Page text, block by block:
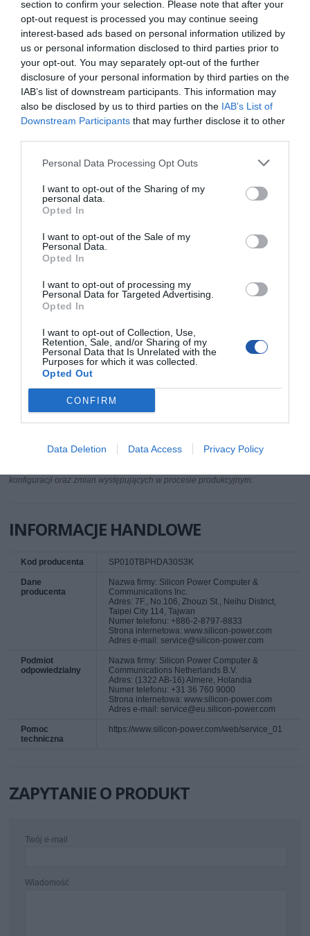
section to confirm your selection. Please note that after your
opt-out request is processed you may continue seeing
interest-based ads based on personal information utilized by
us or personal information disclosed to third parties prior to
your opt-out. You may separately opt-out of the further
disclosure of your personal information by third parties on the
IAB’s list of downstream participants. This information may
also be disclosed by us to third parties on the IAB’s List of
Downstream Participants that may further disclose it to other
Personal Data Processing Opt Outs
I want to opt-out of the Sharing of my
personal data.
Opted In
I want to opt-out of the Sale of my
Personal Data.
Opted In
I want to opt-out of processing my
Personal Data for Targeted Advertising.
Opted In
I want to opt-out of Collection, Use,
Retention, Sale, and/or Sharing of my
Personal Data that Is Unrelated with the
Purposes for which it was collected.
Opted Out
CONFIRM
Data Deletion Data Access Privacy Policy
SPECYFIKACJA
producenta
1TB USB 3.0, Anti-shock, Czarny
Producent
Klasa produktu Dysk twardy - zewnętrzny
Rodzaj dysku
szerokości
Pojemność
dysku
Interfejs USB 3.0
Zasilanie 5 V (USB)
Szerokość
Wysokość 18.6 mm
Długość 134 mm
konfiguracji oraz zmian występujących w procesie produkcyjnym.
INFORMACJE HANDLOWE
Kod producenta SP010TBPHDA30S3K
Dane
producenta
Nazwa firmy: Silicon Power Computer &
Communications Inc.
Adres: 7F., No.106, Zhouzi St., Neihu District,
Taipei City 114, Tajwan
Numer telefonu: +886-2-8797-8833
Strona internetowa: www.silicon-power.com
Adres e-mail: service@silicon-power.com
Podmiot
odpowiedzialny
Nazwa firmy: Silicon Power Computer &
Communications Netherlands B.V.
Adres: (1322 AB-16) Almere, Holandia
Numer telefonu: +31 36 760 9000
Strona internetowa: www.silicon-power.com
Adres e-mail: service@eu.silicon-power.com
Pomoc
techniczna
https://www.silicon-power.com/web/service_01
ZAPYTANIE O PRODUKT
Twój e-mail
Wiadomość